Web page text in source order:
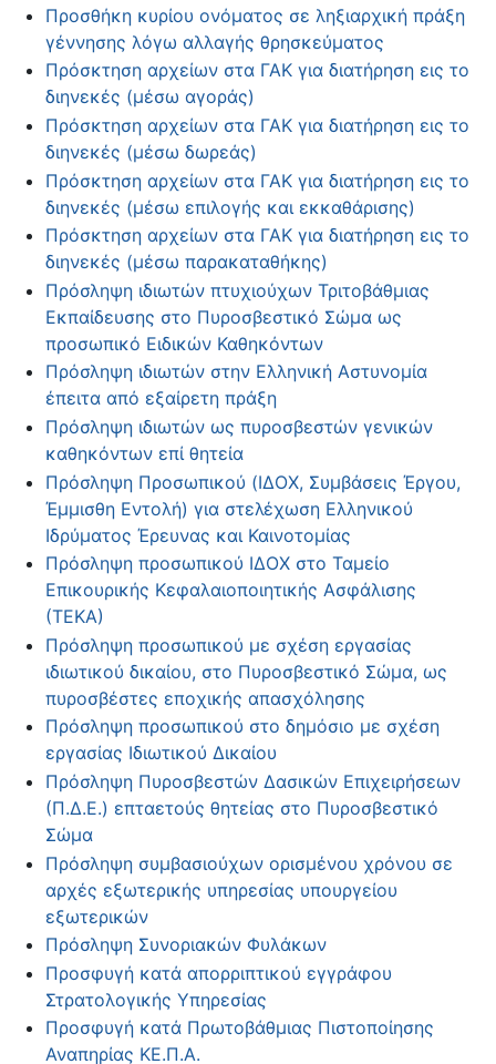
Προσθήκη κυρίου ονόματος σε ληξιαρχική πράξη
γέννησης λόγω αλλαγής θρησκεύματος
Πρόσκτηση αρχείων στα ΓΑΚ για διατήρηση εις το
διηνεκές (μέσω αγοράς)
Πρόσκτηση αρχείων στα ΓΑΚ για διατήρηση εις το
διηνεκές (μέσω δωρεάς)
Πρόσκτηση αρχείων στα ΓΑΚ για διατήρηση εις το
διηνεκές (μέσω επιλογής και εκκαθάρισης)
Πρόσκτηση αρχείων στα ΓΑΚ για διατήρηση εις το
διηνεκές (μέσω παρακαταθήκης)
Πρόσληψη ιδιωτών πτυχιούχων Τριτοβάθμιας
Εκπαίδευσης στο Πυροσβεστικό Σώμα ως
προσωπικό Ειδικών Καθηκόντων
Πρόσληψη ιδιωτών στην Ελληνική Αστυνομία
έπειτα από εξαίρετη πράξη
Πρόσληψη ιδιωτών ως πυροσβεστών γενικών
καθηκόντων επί θητεία
Πρόσληψη Προσωπικού (ΙΔΟΧ, Συμβάσεις Έργου,
Έμμισθη Εντολή) για στελέχωση Ελληνικού
Ιδρύματος Έρευνας και Καινοτομίας
Πρόσληψη προσωπικού ΙΔΟΧ στο Ταμείο
Επικουρικής Κεφαλαιοποιητικής Ασφάλισης
(ΤΕΚΑ)
Πρόσληψη προσωπικού με σχέση εργασίας
ιδιωτικού δικαίου, στο Πυροσβεστικό Σώμα, ως
πυροσβέστες εποχικής απασχόλησης
Πρόσληψη προσωπικού στο δημόσιο με σχέση
εργασίας Ιδιωτικού Δικαίου
Πρόσληψη Πυροσβεστών Δασικών Επιχειρήσεων
(Π.Δ.Ε.) επταετούς θητείας στο Πυροσβεστικό
Σώμα
Πρόσληψη συμβασιούχων ορισμένου χρόνου σε
αρχές εξωτερικής υπηρεσίας υπουργείου
εξωτερικών
Πρόσληψη Συνοριακών Φυλάκων
Προσφυγή κατά απορριπτικού εγγράφου
Στρατολογικής Υπηρεσίας
Προσφυγή κατά Πρωτοβάθμιας Πιστοποίησης
Αναπηρίας ΚΕ.Π.Α.